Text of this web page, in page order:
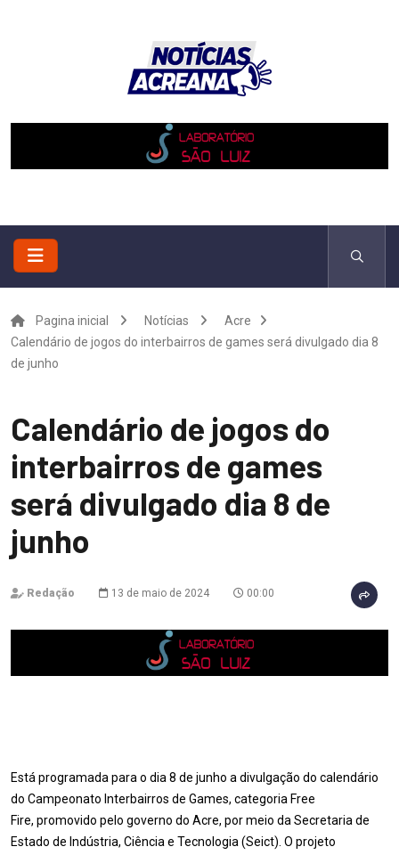
Pagina inicial Notícias
Acre
Calendário de jogos do interbairros de games será divulgado dia 8
de junho
Calendário de jogos do
interbairros de games
será divulgado dia 8 de
junho
Redação 13 de maio de 2024 00:00
Está programada para o dia 8 de junho a divulgação do calendário
do Campeonato Interbairros de Games, categoria Free
Fire, promovido pelo governo do Acre, por meio da Secretaria de
Estado de Indústria, Ciência e Tecnologia (Seict). O projeto